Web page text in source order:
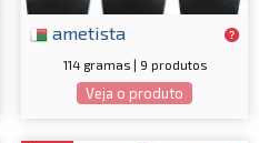
ametista
114 gramas | 9 produtos
Veja o produto